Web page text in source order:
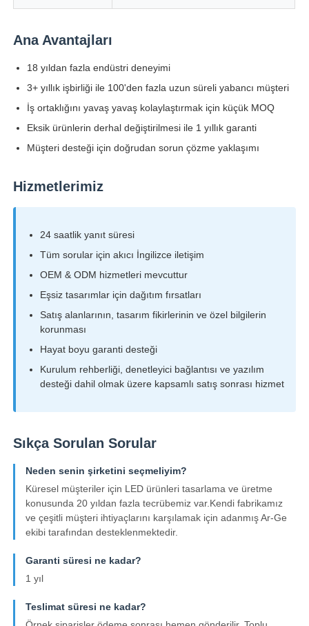
LED örgü ekranı
Şeffaf LED Ekran
LED ızgara ekranı
şeffaf ekran
Ana Avantajları
18 yıldan fazla endüstri deneyimi
3+ yıllık işbirliği ile 100'den fazla uzun süreli yabancı müşteri
İş ortaklığını yavaş yavaş kolaylaştırmak için küçük MOQ
Eksik ürünlerin derhal değiştirilmesi ile 1 yıllık garanti
Müşteri desteği için doğrudan sorun çözme yaklaşımı
Hizmetlerimiz
24 saatlik yanıt süresi
Tüm sorular için akıcı İngilizce iletişim
OEM & ODM hizmetleri mevcuttur
Eşsiz tasarımlar için dağıtım fırsatları
Satış alanlarının, tasarım fikirlerinin ve özel bilgilerin
korunması
Hayat boyu garanti desteği
Kurulum rehberliği, denetleyici bağlantısı ve yazılım
desteği dahil olmak üzere kapsamlı satış sonrası hizmet
Sıkça Sorulan Sorular
Neden senin şirketini seçmeliyim?
Küresel müşteriler için LED ürünleri tasarlama ve üretme
konusunda 20 yıldan fazla tecrübemiz var.Kendi fabrikamız
ve çeşitli müşteri ihtiyaçlarını karşılamak için adanmış Ar-Ge
ekibi tarafından desteklenmektedir.
Garanti süresi ne kadar?
1 yıl
Teslimat süresi ne kadar?